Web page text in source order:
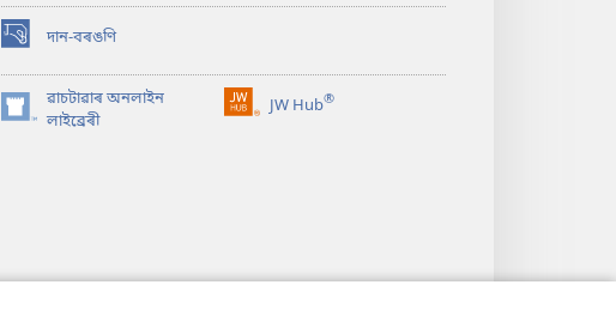
দান-বৰঙণি
(opens
new
window)ৱাচটাৱাৰ অনলাইন
লাইব্ৰেৰী
(opens
JW Hub®
(opens